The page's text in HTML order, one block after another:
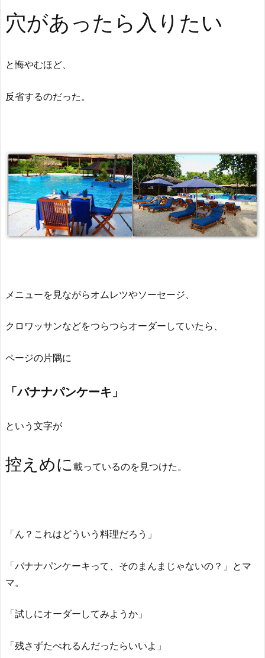
穴があったら入りたい
と悔やむほど、
反省するのだった。
メニューを見ながらオムレツやソーセージ、
クロワッサンなどをつらつらオーダーしていたら、
ページの片隅に
「バナナパンケーキ」
という文字が
控えめに 載っているのを見つけた。
「ん？これはどういう料理だろう」
「バナナパンケーキって、そのまんまじゃないの？」とマ
マ。
「試しにオーダーしてみようか」
「残さずたべれるんだったらいいよ」